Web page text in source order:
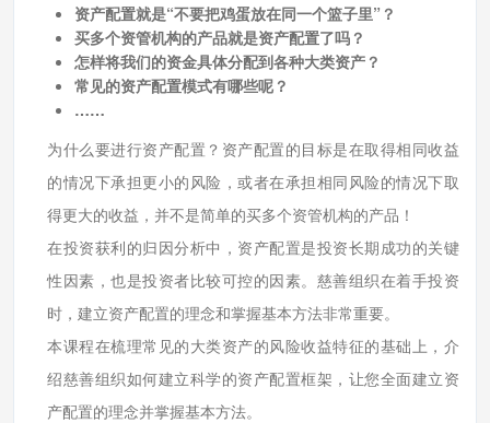
资产配置就是“不要把鸡蛋放在同一个篮子里”？
买多个资管机构的产品就是资产配置了吗？
怎样将我们的资金具体分配到各种大类资产？
常见的资产配置模式有哪些呢？
……
为什么要进行资产配置？资产配置的目标是在取得相同收益
的情况下承担更小的风险，或者在承担相同风险的情况下取
得更大的收益，并不是简单的买多个资管机构的产品！
在投资获利的归因分析中，资产配置是投资长期成功的关键
性因素，也是投资者比较可控的因素。慈善组织在着手投资
时，建立资产配置的理念和掌握基本方法非常重要。
本课程在梳理常见的大类资产的风险收益特征的基础上，介
绍慈善组织如何建立科学的资产配置框架，让您全面建立资
产配置的理念并掌握基本方法。